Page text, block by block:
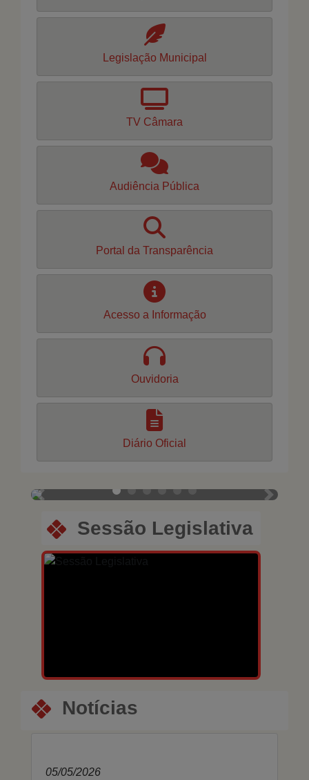
Legislação Municipal
TV Câmara
Audiência Pública
Portal da Transparência
Acesso a Informação
Ouvidoria
Diário Oficial
Previous Next
Sessão Legislativa
Notícias
05/05/2026